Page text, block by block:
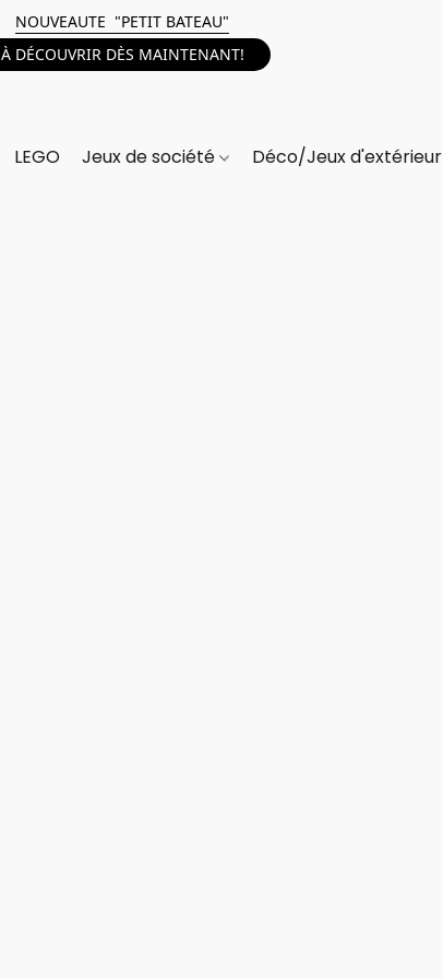
NOUVEAUTE "PETIT BATEAU"
À DÉCOUVRIR DÈS MAINTENANT!
LEGO Jeux de société Déco/Jeux d'extérieur